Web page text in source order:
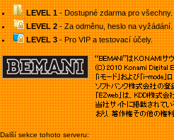
LEVEL 1- Dostupné zdarma pro všechny.
LEVEL 2- Za odměnu, heslo na vyžádání.
LEVEL 3- Pro VIP a testovací účely.
Další sekce tohoto serveru: